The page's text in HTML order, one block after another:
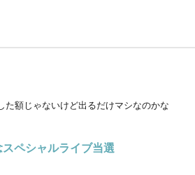
た額じゃないけど出るだけマシなのかな
ペシャルライブ当選